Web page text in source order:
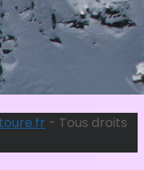
- Tous droits